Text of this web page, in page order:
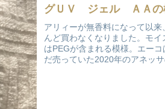
グＵＶ ジェル ＡＡの
アリィーが無香料になって以
んど買わなくなりました。モ
はPEGが含まれる模様。エー
だ売っていた2020年のアネッサ